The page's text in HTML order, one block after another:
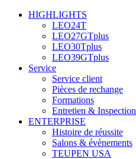
HIGHLIGHTS
LEO24T
LEO27GTplus
LEO30Tplus
LEO39GTplus
Service
Service client
Pièces de rechange
Formations
Entretien & Inspection
ENTERPRISE
Histoire de réussite
Salons & évènements
TEUPEN USA